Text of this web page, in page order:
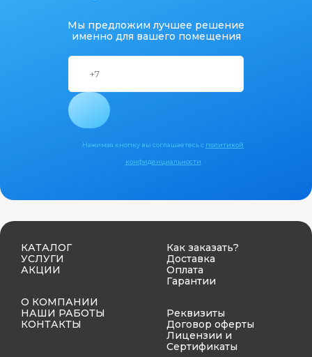
Мы предложим лучшее решение
именно для вашего помещения
Нажимая кнопку вы соглашаетесь с политикой
конфиденциальности
КАТАЛОГ
УСЛУГИ
АКЦИИ
О КОМПАНИИ
НАШИ РАБОТЫ
КОНТАКТЫ
Как заказать?
Доставка
Оплата
Гарантии
Реквизиты
Договор оферты
Лицензии и
Сертификаты